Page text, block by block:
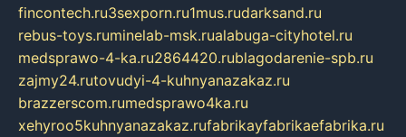
fincontech.ru3sexporn.ru1mus.rudarksand.ru
rebus-toys.ruminelab-msk.rualabuga-cityhotel.ru
medsprawo-4-ka.ru2864420.rublagodarenie-spb.ru
zajmy24.rutovudyi-4-kuhnyanazakaz.ru
brazzerscom.rumedsprawo4ka.ru
xehyroo5kuhnyanazakaz.rufabrikayfabrikaefabrika.ru